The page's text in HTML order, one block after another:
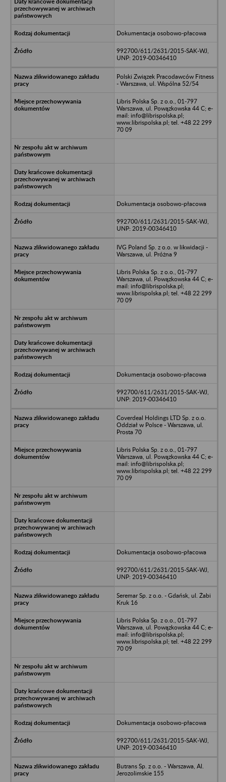
Dokumentacja osobowo-płacowa
992700/611/2631/2015-SAK-WJ,
UNP: 2019-00346410
Polski Związek Pracodawców Fitness
- Warszawa, ul. Wspólna 52/54
Libris Polska Sp. z o.o., 01-797
Warszawa, ul. Powązkowska 44 C; e-
mail: info@librispolska.pl;
www.librispolska.pl; tel. +48 22 299
70 09
Dokumentacja osobowo-płacowa
992700/611/2631/2015-SAK-WJ,
UNP: 2019-00346410
IVG Poland Sp. z o.o. w likwidacji -
Warszawa, ul. Próżna 9
Libris Polska Sp. z o.o., 01-797
Warszawa, ul. Powązkowska 44 C; e-
mail: info@librispolska.pl;
www.librispolska.pl; tel. +48 22 299
70 09
Dokumentacja osobowo-płacowa
992700/611/2631/2015-SAK-WJ,
UNP: 2019-00346410
Coverdeal Holdings LTD Sp. z o.o.
Oddział w Polsce - Warszawa, ul.
Prosta 70
Libris Polska Sp. z o.o., 01-797
Warszawa, ul. Powązkowska 44 C; e-
mail: info@librispolska.pl;
www.librispolska.pl; tel. +48 22 299
70 09
Dokumentacja osobowo-płacowa
992700/611/2631/2015-SAK-WJ,
UNP: 2019-00346410
Seremar Sp. z o.o. - Gdańsk, ul. Żabi
Kruk 16
Libris Polska Sp. z o.o., 01-797
Warszawa, ul. Powązkowska 44 C; e-
mail: info@librispolska.pl;
www.librispolska.pl; tel. +48 22 299
70 09
Dokumentacja osobowo-płacowa
992700/611/2631/2015-SAK-WJ,
UNP: 2019-00346410
Butrans Sp. z o.o. - Warszawa, Al.
Jerozolimskie 155